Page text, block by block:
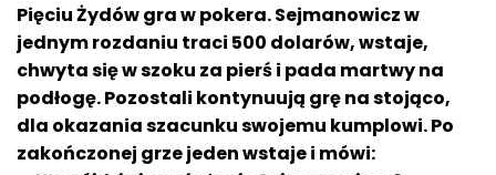
Pięciu Żydów gra w pokera. Sejmanowicz w
jednym rozdaniu traci 500 dolarów, wstaje,
chwyta się w szoku za pierś i pada martwy na
podłogę. Pozostali kontynuują grę na stojąco,
dla okazania szacunku swojemu kumplowi. Po
zakończonej grze jeden wstaje i mówi: